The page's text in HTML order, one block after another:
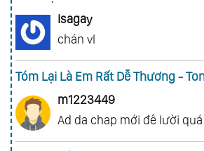
Isagay
chán vl
Tóm Lại Là Em Rất Dễ Thương -
m1223449
Ad da chap mới đê lười